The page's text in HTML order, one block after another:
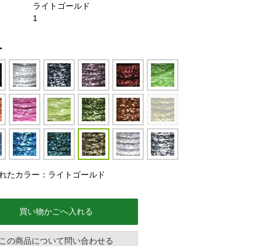
ライトゴールド
1
たカラー：ライトゴールド
買い物かごへ入れる
この商品について問い合わせる